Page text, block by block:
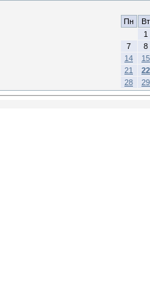
Пн
Вт
1
7
8
14
15
21
22
28
29